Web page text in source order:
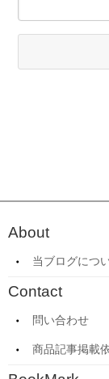
About
当ブログにつ
Contact
問い合わせ
商品記事掲載